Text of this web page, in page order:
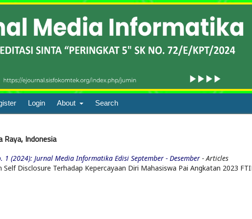
Login About Search
Indonesia
(2024): Jurnal Media Informatika Edisi September - Desember - Articles
Disclosure Terhadap Kepercayaan Diri Mahasiswa Pai Angkatan 2023